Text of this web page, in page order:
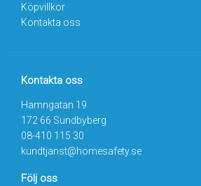
Köpvillkor
Kontakta oss
Kontakta oss
Hamngatan 19
172 66 Sundbyberg
08-410 115 30
kundtjanst@homesafety.se
Följ oss